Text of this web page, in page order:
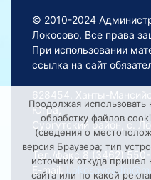
© 2010-2024
Локосово. Все права
При использовании
ссылка на сайт
628454, Ханты-
Югра,
Сургутский район, с.
Тел./факс 8 (3462)
E-mail:
Продолжая использовать
обработку файлов
(сведения о
версия Браузера; тип
источник откуда пришел
сайта или по какой